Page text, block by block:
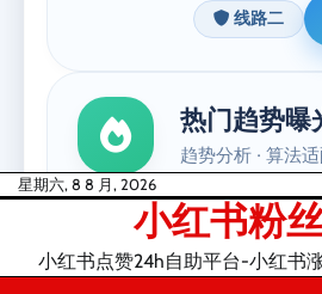
Skip星期六, 8 8 月, 2026
小红书粉
小红书点赞24h自助平台-小红书